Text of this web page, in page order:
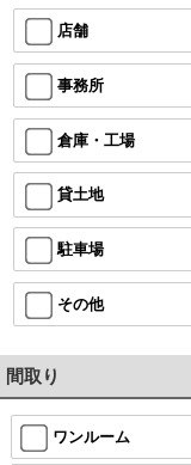
店舗
事務所
倉庫・工場
貸土地
駐車場
その他
間取り
ワンルーム